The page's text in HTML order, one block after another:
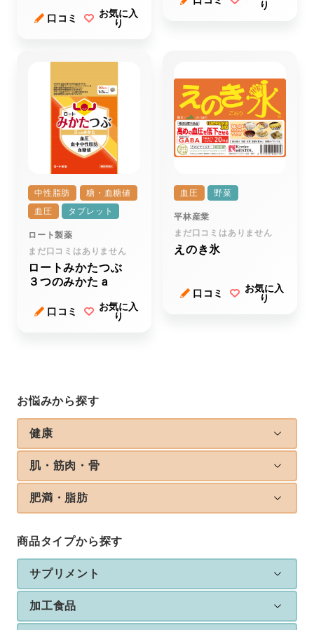
お悩みから探す
健康
肌・筋肉・骨
肥満・脂肪
商品タイプから探す
サプリメント
加工食品
口コミ
お気に入
り
り
中性脂肪
糖・血糖値
血圧
タブレット
ロート製薬
まだ口コミはありません
ロートみかたつぶ
３つのみかたａ
口コミ
お気に入
り
血圧 野菜
平林産業
まだ口コミはありません
えのき氷
口コミ
お気に入
り